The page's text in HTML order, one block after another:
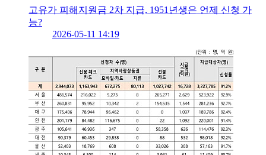
고유가 피해지원금 2차 지급, 1951년생은 언제 신청 가
능?
2026-05-11 14:19